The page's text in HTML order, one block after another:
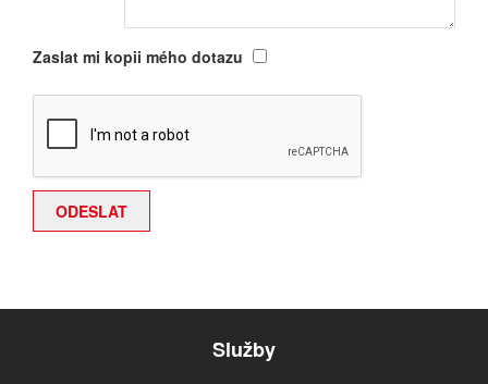
Zaslat mi kopii mého dotazu
Služby